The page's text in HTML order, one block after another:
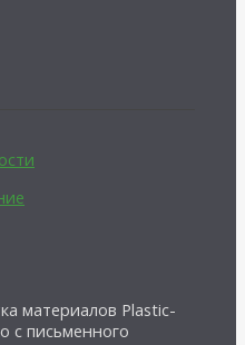
материалов Plastic-
с письменного